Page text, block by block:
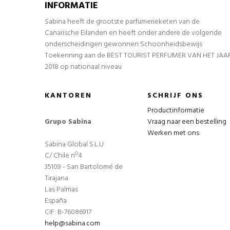
INFORMATIE
Sabina heeft de grootste parfumerieketen van de
Canarische Eilanden en heeft onder andere de volgende
onderscheidingen gewonnen Schoonheidsbewijs
Toekenning aan de BEST TOURIST PERFUMER VAN HET
2018 op nationaal niveau
KANTOREN
Grupo Sabina
Sabina Global S.L.U
C/ Chile nº4
35109 - San Bartolomé de
Tirajana
Las Palmas
España
CIF: B-76086917
help@sabina.com
SCHRIJF ONS
Productinformatie
Vraag naar een bestelling
Werken met ons